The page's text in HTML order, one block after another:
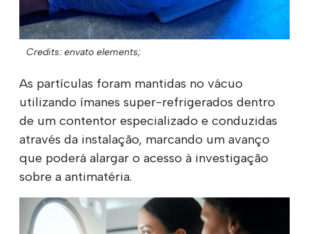
Credits: envato elements;
As partículas foram mantidas no vácuo
utilizando ímanes super-refrigerados dentro
de um contentor especializado e conduzidas
através da instalação, marcando um avanço
que poderá alargar o acesso à investigação
sobre a antimatéria.